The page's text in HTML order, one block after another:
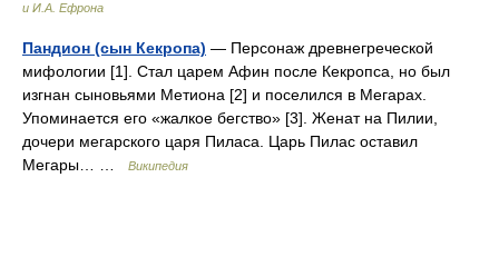
и И.А. Ефрона
Пандион (сын Кекропа) — Персонаж древнегреческой
мифологии [1]. Стал царем Афин после Кекропса, но был
изгнан сыновьями Метиона [2] и поселился в Мегарах.
Упоминается его «жалкое бегство» [3]. Женат на Пилии,
дочери мегарского царя Пиласа. Царь Пилас оставил
Мегары… …
Википедия